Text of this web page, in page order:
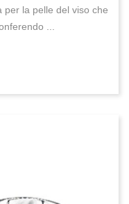
la pelle del viso che
...